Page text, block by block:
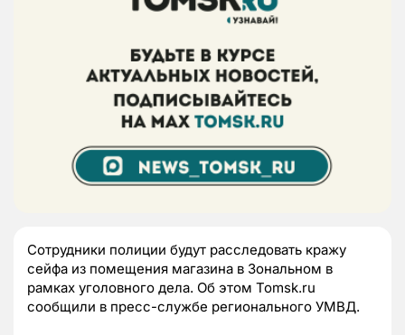
Сотрудники полиции будут расследовать кражу
сейфа из помещения магазина в Зональном в
рамках уголовного дела. Об этом Tomsk.ru
сообщили в пресс-службе регионального УМВД.